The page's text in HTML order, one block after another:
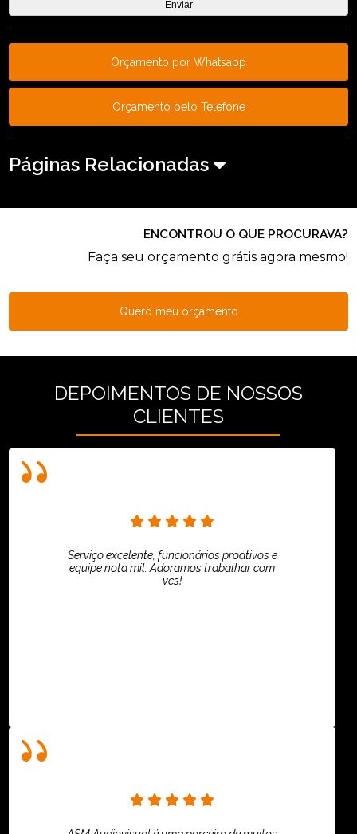
Orçamento por Whatsapp
Orçamento pelo Telefone
Páginas Relacionadas
ENCONTROU O QUE PROCURAVA?
Faça seu orçamento grátis agora mesmo!
Quero meu orçamento
DEPOIMENTOS DE NOSSOS
CLIENTES
Serviço excelente, funcionários proativos e
equipe nota mil. Adoramos trabalhar com
vcs!